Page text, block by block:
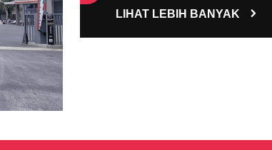
LIHAT LEBIH BANYAK